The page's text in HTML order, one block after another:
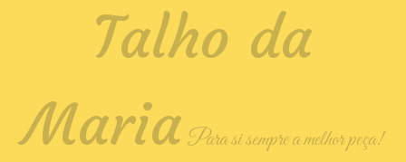
Talho da
Maria Para si sempre a melhor peça!